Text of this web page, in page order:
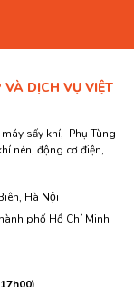
VÀ DỊCH VỤ VIỆT
sấy khí, Phụ Tùng
nén, động cơ điện,
Hà Nội
phố Hồ Chí Minh